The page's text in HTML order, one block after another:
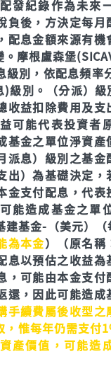
發紀錄作為未來
負後，方決定每月
配息金額來源有機
。摩根盧森堡
級別，依配息頻率
級別。（分派）級
收益扣除費用及支
可能代表投資者
基金之單位淨資產
派息）級別之基金
出）為基礎決定
金支付配息，代表
能造成基金之單
建基金-（美元）
為本金）（原名稱
息以預估之收益為
，可能由本金支付
還，因此可能造成
手續費屬後收型
，惟每年仍需支付
產價值，可能造